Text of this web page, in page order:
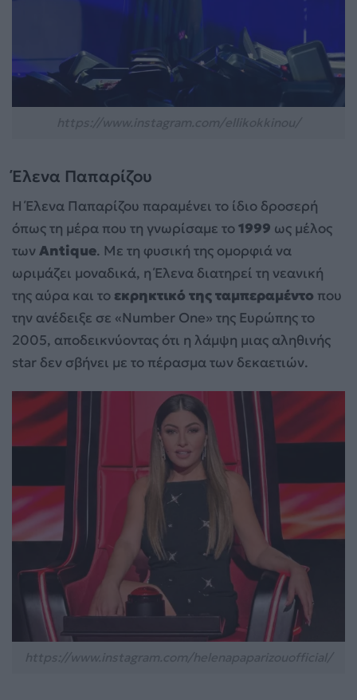
Έλενα Παπαρίζου
Η Έλενα Παπαρίζου παραμένει το ίδιο δροσερή
όπως τη μέρα που τη γνωρίσαμε το1999 ως μέλος
τωνAntique. Με τη φυσική της ομορφιά να
ωριμάζει μοναδικά, η Έλενα διατηρεί τη νεανική
της αύρα και το εκρηκτικό της ταμπεραμέντο που
την ανέδειξε σε «Number One» της Ευρώπης το
2005, αποδεικνύοντας ότι η λάμψη μιας αληθινής
star δεν σβήνει με το πέρασμα των δεκαετιών.